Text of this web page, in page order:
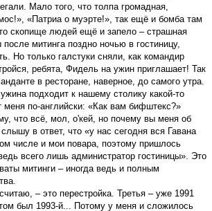
Мало того, что толпа громадная,
«Патриа о муэрте!», так ещё и бомба там
скопище людей ещё и запело – страшная
митинга поздно ночью в гостиницу,
Но только галстуки сняли, как командир
ребята, Фидель на ужин приглашает! Так
в ресторане, наверное, до самого утра.
подходит к нашему столику какой-то
меня по-английски: «Как вам бифштекс?»
что всё, мол, о'кей, но почему вы меня об
в ответ, что «у нас сегодня вся Гавана
числе и мои повара, поэтому пришлось
всего лишь администратор гостиницы». Это
митинги – иногда ведь и полным
– это перестройка. Третья – уже 1991
был 1993-й... Потому у меня и сложилось